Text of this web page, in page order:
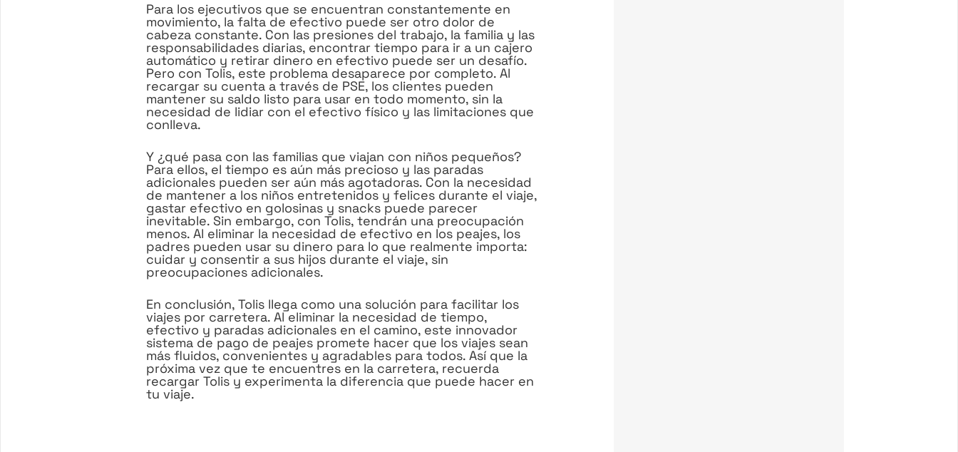
Para los ejecutivos que se encuentran constantemente en
movimiento, la falta de efectivo puede ser otro dolor de
cabeza constante. Con las presiones del trabajo, la familia y las
responsabilidades diarias, encontrar tiempo para ir a un cajero
automático y retirar dinero en efectivo puede ser un desafío.
Pero con Tolis, este problema desaparece por completo. Al
recargar su cuenta a través de PSE, los clientes pueden
mantener su saldo listo para usar en todo momento, sin la
necesidad de lidiar con el efectivo físico y las limitaciones que
conlleva.
Y ¿qué pasa con las familias que viajan con niños pequeños?
Para ellos, el tiempo es aún más precioso y las paradas
adicionales pueden ser aún más agotadoras. Con la necesidad
de mantener a los niños entretenidos y felices durante el viaje,
gastar efectivo en golosinas y snacks puede parecer
inevitable. Sin embargo, con Tolis, tendrán una preocupación
menos. Al eliminar la necesidad de efectivo en los peajes, los
padres pueden usar su dinero para lo que realmente importa:
cuidar y consentir a sus hijos durante el viaje, sin
preocupaciones adicionales.
En conclusión, Tolis llega como una solución para facilitar los
viajes por carretera. Al eliminar la necesidad de tiempo,
efectivo y paradas adicionales en el camino, este innovador
sistema de pago de peajes promete hacer que los viajes sean
más fluidos, convenientes y agradables para todos. Así que la
próxima vez que te encuentres en la carretera, recuerda
recargar Tolis y experimenta la diferencia que puede hacer en
tu viaje.